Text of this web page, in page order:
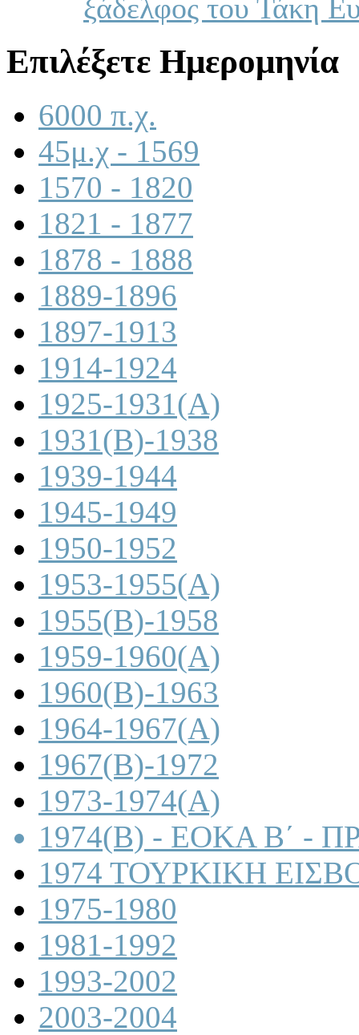
ξάδελφος του Τάκη
Επιλέξετε Ημερομηνία
6000 π.χ.
45μ.χ - 1569
1570 - 1820
1821 - 1877
1878 - 1888
1889-1896
1897-1913
1914-1924
1925-1931(A)
1931(B)-1938
1939-1944
1945-1949
1950-1952
1953-1955(A)
1955(B)-1958
1959-1960(A)
1960(B)-1963
1964-1967(A)
1967(B)-1972
1973-1974(A)
1974(B) - ΕΟΚΑ Β΄ -
1974 ΤΟΥΡΚΙΚΗ
1975-1980
1981-1992
1993-2002
2003-2004